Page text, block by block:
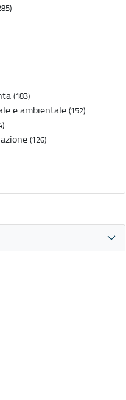
(183)
e ambientale (152)
(126)